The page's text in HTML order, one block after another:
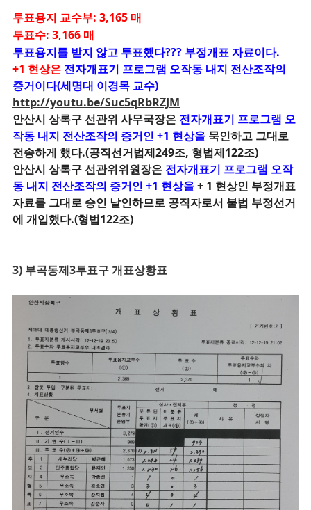
투표용지 교수부: 3,165 매
투표수: 3,166 매
투표용지를 받지 않고 투표했다??? 부정개표 자료이다.
+1 현상은 전자개표기 프로그램 오작동 내지 전산조작의
증거이다(세명대 이경목 교수)
http://youtu.be/Suc5qRbRZJM
안산시 상록구 선관위 사무국장은 전자개표기 프로그램 오
작동 내지 전산조작의 증거인 +1 현상을 묵인하고 그대로
전송하게 했다.(공직선거법제249조, 형법제122조)
안산시 상록구 선관위위원장은 전자개표기 프로그램 오작
동 내지 전산조작의 증거인 +1 현상을+ 1 현상인 부정개표
자료를 그대로 승인 날인하므로 공직자로서 불법 부정선거
에 개입했다.(형법122조)
3) 부곡동제3투표구 개표상황표